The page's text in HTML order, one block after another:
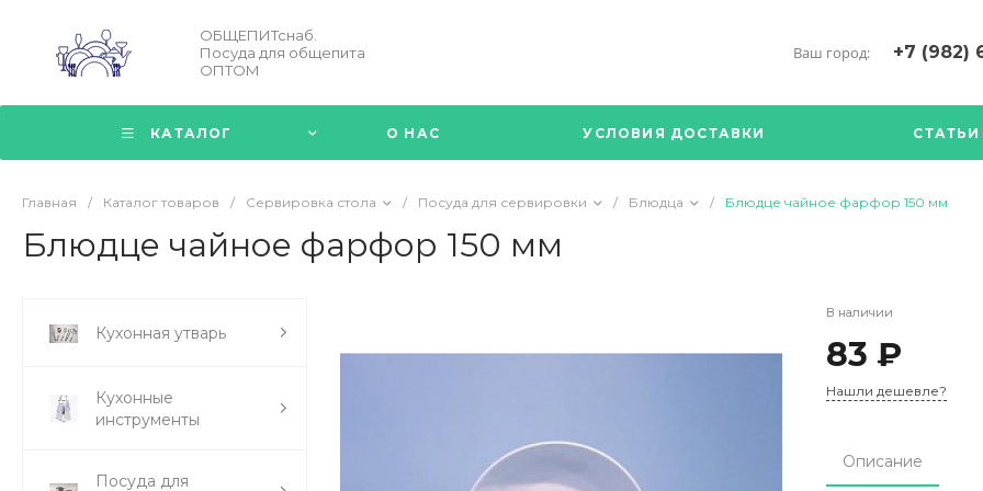
ОБЩЕПИТснаб.
Посуда для общепита
ОПТОМ
Ваш город: +7 (982)
+7 (34376)
г. Богданович,
17.00
КАТАЛОГ О НАС УСЛОВИЯ ДОСТАВКИ СТАТЬИ
Главная / Каталог товаров / Сервировка стола / Посуда для сервировки / Блюдца / Блюдце чайное фарфор 150 мм
Блюдце чайное фарфор 150 мм
Кухонная утварь
Кухонные
инструменты
Посуда для
В наличии
83 ₽
Нашли дешевле?
Описание